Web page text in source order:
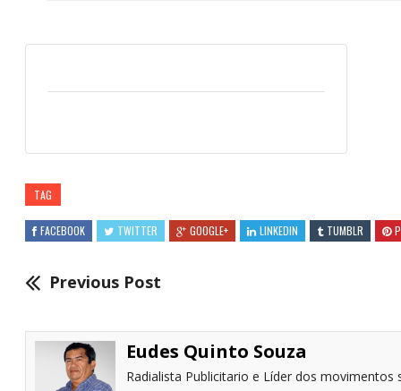
TAG
FACEBOOK TWITTER GOOGLE+ LINKEDIN TUMBLR
Previous Post
Eudes Quinto Souza
Radialista Publicitario e Líder dos movimentos